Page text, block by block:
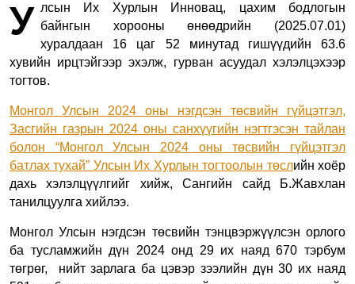
У лсын Их Хурлын Инновац, цахим бодлогын
байнгын хорооны өнөөдрийн (2025.07.01)
хуралдаан 16 цаг 52 минутад гишүүдийн 63.6
хувийн ирцтэйгээр эхэлж, гурван асуудал хэлэлцэхээр
тогтов.
Монгол Улсын 2024 оны нэгдсэн төсвийн гүйцэтгэл,
Засгийн газрын 2024 оны санхүүгийн нэгтгэсэн тайлан
болон “Монгол Улсын 2024 оны төсвийн гүйцэтгэл
батлах тухай” Улсын Их Хурлын тогтоолын төслийн хоёр
дахь хэлэлцүүлгийг хийж, Сангийн сайд Б.Жавхлан
танилцуулга хийлээ.
Монгол Улсын нэгдсэн төсвийн тэнцвэржүүлсэн орлого
ба тусламжийн дүн 2024 онд 29 их наяд 670 тэрбум
төгрөг, нийт зарлага ба цэвэр зээлийн дүн 30 их наяд